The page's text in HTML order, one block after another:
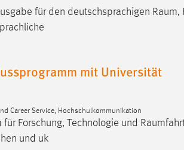
für den deutschsprachigen Raum,
mit Universität
Career Service, Hochschulkommunikation
Forschung, Technologie und
und uk